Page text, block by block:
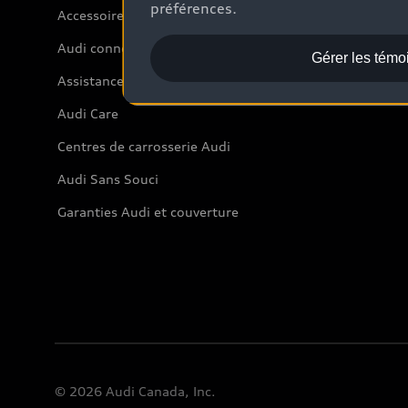
Accessoires
Audi connect
Assistance routière
Audi Care
Centres de carrosserie Audi
Audi Sans Souci
Garanties Audi et couverture
© 2026 Audi Canada, Inc.
préférences.
Gérer les